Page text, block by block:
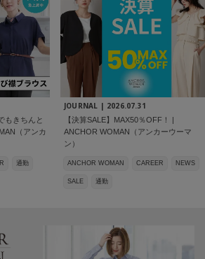
もきちんと
（アンカ
通勤
JOURNAL | 2026.07.31
【決算SALE】MAX50％OFF！ |
ANCHOR WOMAN（アンカーウーマ
ン）
ANCHOR WOMAN CAREER NEWS
SALE 通勤